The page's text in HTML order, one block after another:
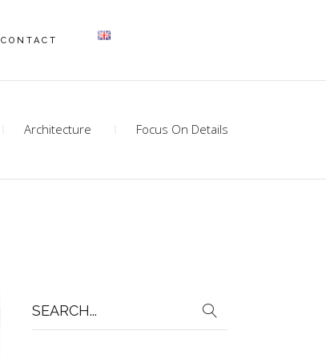
CONTACT
Architecture Focus On Details
for: